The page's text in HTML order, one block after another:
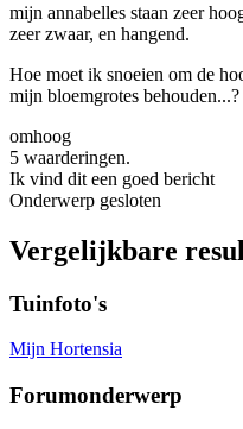
mijn annabelles staan zeer
zeer zwaar, en hangend.
Hoe moet ik snoeien om de
mijn bloemgrotes behouden...?
omhoog
5 waarderingen.
Ik vind dit een goed bericht
Onderwerp gesloten
Vergelijkbare
Tuinfoto's
Mijn Hortensia
Forumonderwerp